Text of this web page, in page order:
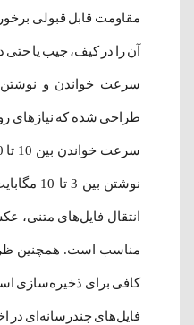
مقاومت قابل قبولی
آن را در کیف، جیب یا
سرعت خواندن و
طراحی شده که نیازهای
نوشتن
انتقال فایل‌های متنی،
کافی برای ذخیره‌سازی
فایل‌های چندرسانه‌ای در